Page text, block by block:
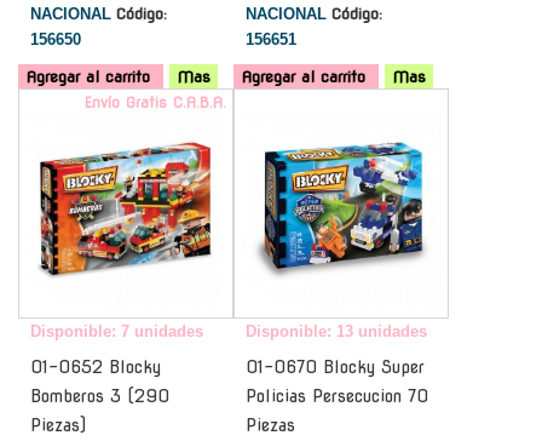
NACIONAL Código:
156650
Agregar al carrito Mas
NACIONAL Código:
156651
Agregar al carrito
Mas
Envío Gratis C.A.B.A.
Disponible: 7 unidades
01-0652 Blocky
Bomberos 3 (290
Piezas)
Disponible: 13 unidades
01-0670 Blocky Super
Policias Persecucion 70
Piezas